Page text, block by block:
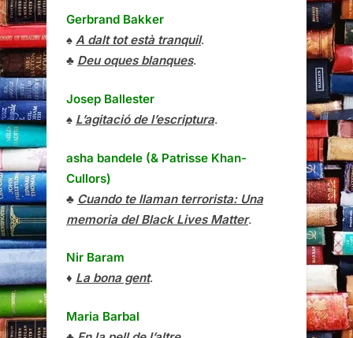
Gerbrand Bakker
♠ A dalt tot està tranquil.
♣ Deu oques blanques.
Josep Ballester
♠ L’agitació de l’escriptura.
asha bandele (& Patrisse Khan-
Cullors)
♣ Cuando te llaman terrorista: Una
memoria del Black Lives Matter.
Nir Baram
♦ La bona gent.
Maria Barbal